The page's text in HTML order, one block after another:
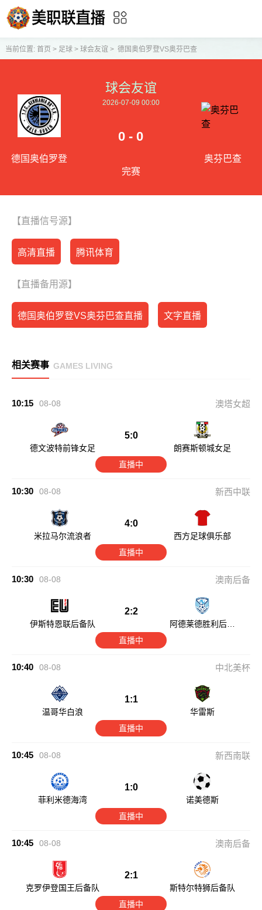
当前位置: 首页 > 足球> 球会友谊 > 德国奥伯罗登VS奥芬巴查
德国奥伯罗登
球会友谊
2026-07-09 00:00
0 - 0
完赛
奥芬巴查
【直播信号源】
高清直播 腾讯体育
【直播备用源】
德国奥伯罗登VS奥芬巴查直播 文字直播
相关赛事 GAMES LIVING
10:15 08-08 澳塔女超
德文波特前锋女足
5:0
朗赛斯顿城女足
直播中
10:30 08-08 新西中联
米拉马尔流浪者
4:0
西方足球俱乐部
直播中
10:30 08-08 澳南后备
伊斯特恩联后备队
2:2
阿德莱德胜利后备
直播中
10:40 08-08 中北美杯
温哥华白浪
1:1
华雷斯
直播中
10:45 08-08 新西南联
菲利米德海湾
1:0
诺美德斯
直播中
10:45 08-08 澳南后备
克罗伊登国王后备队
2:1
斯特尔特狮后备队
直播中